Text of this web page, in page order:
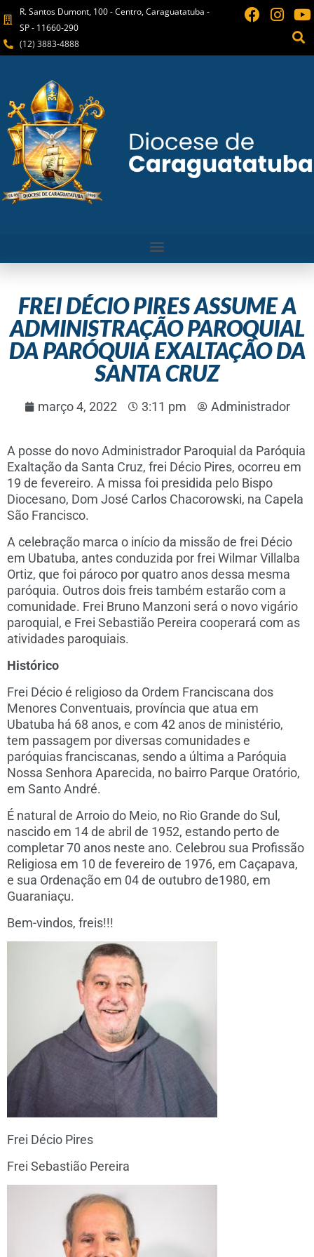
R. Santos Dumont, 100 - Centro, Caraguatatuba -
SP - 11660-290
(12) 3883-4888
FREI DÉCIO PIRES ASSUME A
ADMINISTRAÇÃO PAROQUIAL
DA PARÓQUIA EXALTAÇÃO DA
SANTA CRUZ
março 4, 2022 3:11 pm Administrador
A posse do novo Administrador Paroquial da Paróquia
Exaltação da Santa Cruz, frei Décio Pires, ocorreu em
19 de fevereiro. A missa foi presidida pelo Bispo
Diocesano, Dom José Carlos Chacorowski, na Capela
São Francisco.
A celebração marca o início da missão de frei Décio
em Ubatuba, antes conduzida por frei Wilmar Villalba
Ortiz, que foi pároco por quatro anos dessa mesma
paróquia. Outros dois freis também estarão com a
comunidade. Frei Bruno Manzoni será o novo vigário
paroquial, e Frei Sebastião Pereira cooperará com as
atividades paroquiais.
Histórico
Frei Décio é religioso da Ordem Franciscana dos
Menores Conventuais, província que atua em
Ubatuba há 68 anos, e com 42 anos de ministério,
tem passagem por diversas comunidades e
paróquias franciscanas, sendo a última a Paróquia
Nossa Senhora Aparecida, no bairro Parque Oratório,
em Santo André.
É natural de Arroio do Meio, no Rio Grande do Sul,
nascido em 14 de abril de 1952, estando perto de
completar 70 anos neste ano. Celebrou sua Profissão
Religiosa em 10 de fevereiro de 1976, em Caçapava,
e sua Ordenação em 04 de outubro de1980, em
Guaraniaçu.
Bem-vindos, freis!!!
Frei Décio Pires
Frei Sebastião Pereira